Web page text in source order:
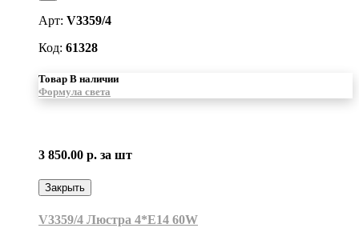
Арт: V3359/4
Код: 61328
Товар В наличии
Формула света
3 850.00 р. за шт
Закрыть
V3359/4 Люстра 4*Е14 60W